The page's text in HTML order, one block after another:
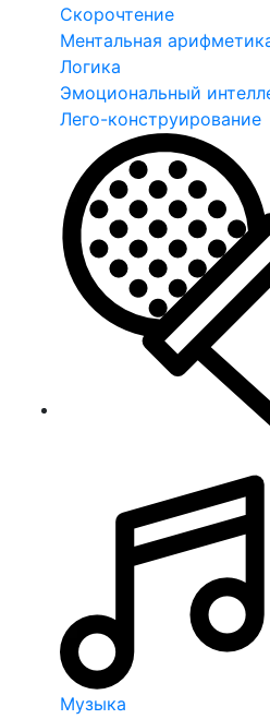
Скорочтение
Ментальная
Логика
Эмоциональный
Лего-конструирование
Музыка